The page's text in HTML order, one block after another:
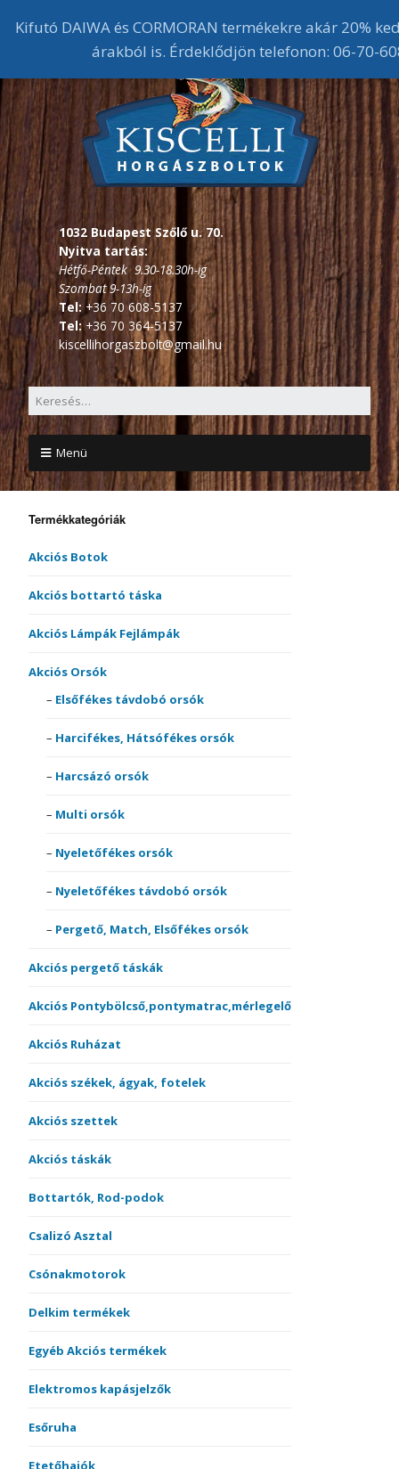
1032 Budapest Szőlő u. 70.
Nyitva tartás:
Hétfő-Péntek 9.30-18.30h-ig
Szombat 9-13h-ig
Tel:+36 70 608-5137
Tel: +36 70 364-5137
kiscellihorgaszbolt@gmail.hu
Menü
Termékkategóriák
Akciós Botok
Akciós bottartó táska
Akciós Lámpák Fejlámpák
Akciós Orsók
Elsőfékes távdobó orsók
Harcifékes, Hátsófékes orsók
Harcsázó orsók
Multi orsók
Nyeletőfékes orsók
Nyeletőfékes távdobó orsók
Pergető, Match, Elsőfékes orsók
Akciós pergető táskák
Akciós Pontybölcső,pontymatrac,mérlegelő
Akciós Ruházat
Akciós székek, ágyak, fotelek
Akciós szettek
Akciós táskák
Bottartók, Rod-podok
Csalizó Asztal
Csónakmotorok
Delkim termékek
Egyéb Akciós termékek
Elektromos kapásjelzők
Esőruha
Etetőhajók
Kifutó DAIWA és CORMORAN termékekre akár 20%
árakból is. Érdeklődjön telefonon: 06-70-